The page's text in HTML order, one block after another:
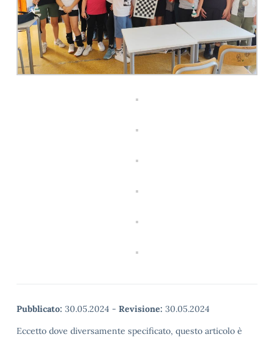
Pubblicato: 30.05.2024 - Revisione: 30.05.2024
Eccetto dove diversamente specificato, questo articolo è